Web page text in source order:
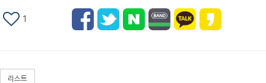
1
리스트